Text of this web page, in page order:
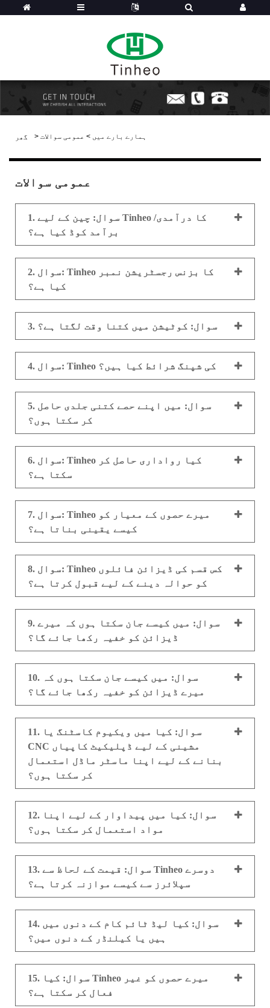
گھر > ہمارے بارے میں > عمومی سوالات
عمومی سوالات
1. سوال: چین کے لیے Tinheo کا درآمدی/
برآمد کوڈ کیا ہے؟
2. سوال: Tinheo کا بزنس رجسٹریشن نمبر
کیا ہے؟
3. سوال: کوٹیشن میں کتنا وقت لگتا ہے؟
4. سوال: Tinheo کی شپنگ شرائط کیا ہیں؟
5. سوال: میں اپنے حصے کتنی جلدی حاصل
کر سکتا ہوں؟
6. سوال: Tinheo کیا رواداری حاصل کر
سکتا ہے؟
7. سوال: Tinheo میرے حصوں کے معیار کو
کیسے یقینی بناتا ہے؟
8. سوال: Tinheo کس قسم کی ڈیزائن فائلوں
کو حوالہ دینے کے لیے قبول کرتا ہے؟
9. سوال: میں کیسے جان سکتا ہوں کہ میرے
ڈیزائن کو خفیہ رکھا جائے گا؟
10. سوال: میں کیسے جان سکتا ہوں کہ
میرے ڈیزائن کو خفیہ رکھا جائے گا؟
11. سوال: کیا میں ویکیوم کاسٹنگ یا
CNC مشینی کے لیے ڈپلیکیٹ کاپیاں
بنانے کے لیے اپنا ماسٹر ماڈل استعمال
کر سکتا ہوں؟
12. سوال: کیا میں پیداوار کے لیے اپنا
مواد استعمال کر سکتا ہوں؟
13. سوال: قیمت کے لحاظ سے Tinheo دوسرے
سپلائرز سے کیسے موازنہ کرتا ہے؟
14. سوال: کیا لیڈ ٹائم کام کے دنوں میں
ہیں یا کیلنڈر کے دنوں میں؟
15. سوال: کیا Tinheo میرے حصوں کو غیر
فعال کر سکتا ہے؟